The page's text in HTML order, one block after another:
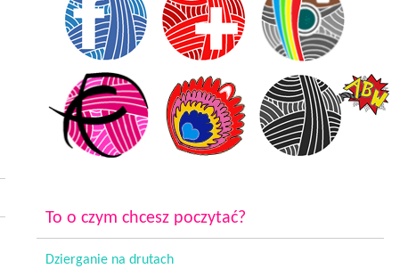
To o czym chcesz poczytać?
Dzierganie na drutach